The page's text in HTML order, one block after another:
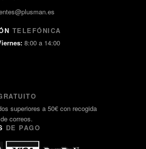
TELEFÓNICA
8:00 a 14:00
superiores a 50€ con recogida
correos.
DE PAGO